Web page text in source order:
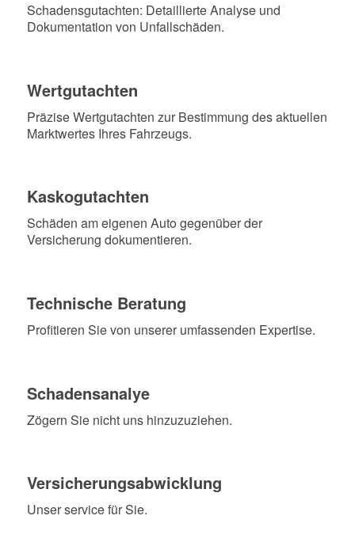
Schadensgutachten: Detaillierte Analyse und
Dokumentation von Unfallschäden.
Wertgutachten
Präzise Wertgutachten zur Bestimmung des aktuellen
Marktwertes Ihres Fahrzeugs.
Kaskogutachten
Schäden am eigenen Auto gegenüber der
Versicherung dokumentieren.
Technische Beratung
Profitieren Sie von unserer umfassenden Expertise.
Schadensanalye
Zögern Sie nicht uns hinzuzuziehen.
Versicherungsabwicklung
Unser service für Sie.